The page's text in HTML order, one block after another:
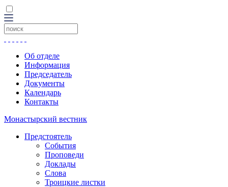
Об отделе
Информация
Председатель
Документы
Календарь
Контакты
Монастырский вестник
Предстоятель
События
Проповеди
Доклады
Слова
Троицкие листки